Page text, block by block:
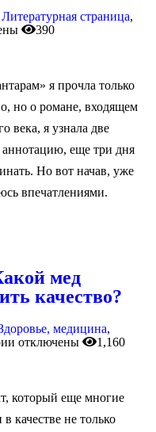
Литературная страница,
390
я прочла только
но о романе, входящем
века, я узнала две
аннотацию, еще три дня
Но вот начав, уже
впечатлениями.
мед
качество?
медицина,
отключены 1,160
который еще многие
качестве не только